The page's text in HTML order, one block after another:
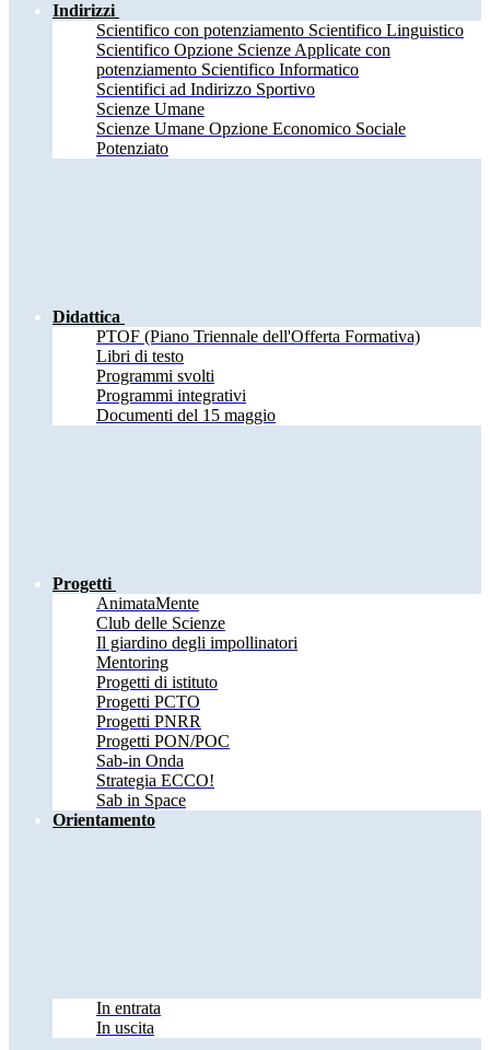
Indirizzi
Scientifico con potenziamento Scientifico Linguistico
Scientifico Opzione Scienze Applicate con
potenziamento Scientifico Informatico
Scientifici ad Indirizzo Sportivo
Scienze Umane
Scienze Umane Opzione Economico Sociale
Potenziato
Didattica
PTOF (Piano Triennale dell'Offerta Formativa)
Libri di testo
Programmi svolti
Programmi integrativi
Documenti del 15 maggio
Progetti
AnimataMente
Club delle Scienze
Il giardino degli impollinatori
Mentoring
Progetti di istituto
Progetti PCTO
Progetti PNRR
Progetti PON/POC
Sab-in Onda
Strategia ECCO!
Sab in Space
Orientamento
In entrata
In uscita